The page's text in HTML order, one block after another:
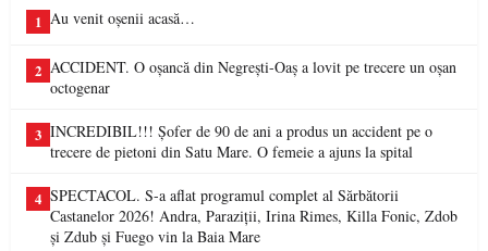
1 Au venit oșenii acasă…
2 ACCIDENT. O oșancă din Negrești-Oaș a lovit pe trecere un oșan
octogenar
3 INCREDIBIL!!! Șofer de 90 de ani a produs un accident pe o
trecere de pietoni din Satu Mare. O femeie a ajuns la spital
4 SPECTACOL. S-a aflat programul complet al Sărbătorii
Castanelor 2026! Andra, Paraziții, Irina Rimes, Killa Fonic, Zdob
și Zdub și Fuego vin la Baia Mare